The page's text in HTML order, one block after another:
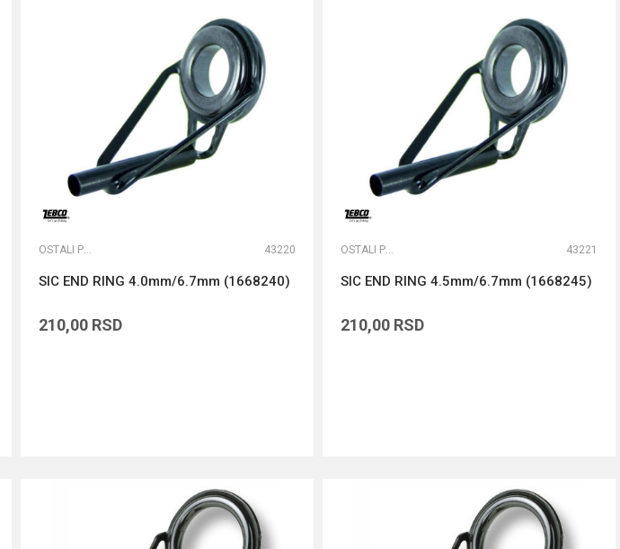
OSTALI PRIBOR 43220
SIC END RING 4.0mm/6.7mm (1668240)
210,00 RSD
OSTALI PRIBOR 43221
SIC END RING 4.5mm/6.7mm (1668245)
210,00 RSD